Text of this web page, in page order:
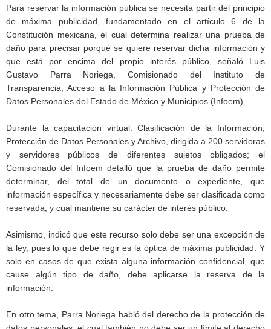
Para reservar la información pública se necesita partir del principio
de máxima publicidad, fundamentado en el artículo 6 de la
Constitución mexicana, el cual determina realizar una prueba de
daño para precisar porqué se quiere reservar dicha información y
que está por encima del propio interés público, señaló Luis
Gustavo Parra Noriega, Comisionado del Instituto de
Transparencia, Acceso a la Información Pública y Protección de
Datos Personales del Estado de México y Municipios (Infoem).
Durante la capacitación virtual: Clasificación de la Información,
Protección de Datos Personales y Archivo, dirigida a 200 servidoras
y servidores públicos de diferentes sujetos obligados; el
Comisionado del Infoem detalló que la prueba de daño permite
determinar, del total de un documento o expediente, que
información específica y necesariamente debe ser clasificada como
reservada, y cual mantiene su carácter de interés público.
Asimismo, indicó que este recurso solo debe ser una excepción de
la ley, pues lo que debe regir es la óptica de máxima publicidad. Y
solo en casos de que exista alguna información confidencial, que
cause algún tipo de daño, debe aplicarse la reserva de la
información.
En otro tema, Parra Noriega habló del derecho de la protección de